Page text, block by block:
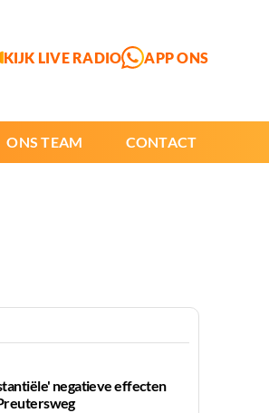
KIJK LIVE RADIO APP ONS
ONS TEAM CONTACT
negatieve effecten